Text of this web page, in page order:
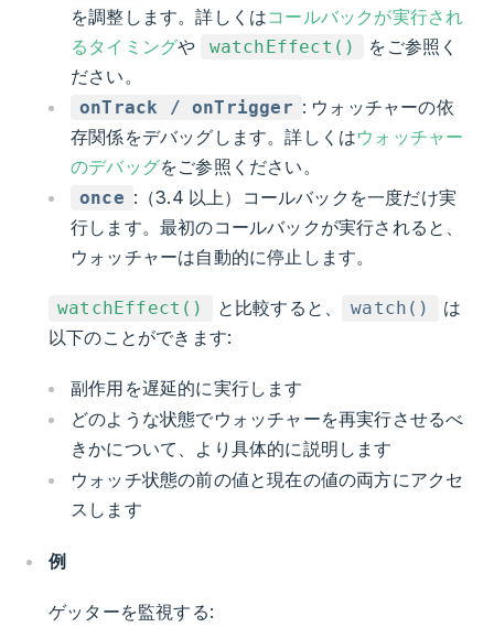
を調整します。詳しくはコールバックが実行され
るタイミングや watchEffect()
をご参照く
ださい。
onTrack / onTrigger : ウォッチャーの依
存関係をデバッグします。詳しくはウォッチャー
のデバッグをご参照ください。
once :（3.4 以上）コールバックを一度だけ実
行します。最初のコールバックが実行されると、
ウォッチャーは自動的に停止します。
watchEffect() と比較すると、 watch()
は
以下のことができます:
副作用を遅延的に実行します
どのような状態でウォッチャーを再実行させるべ
きかについて、より具体的に説明します
ウォッチ状態の前の値と現在の値の両方にアクセ
スします
例
ゲッターを監視する: